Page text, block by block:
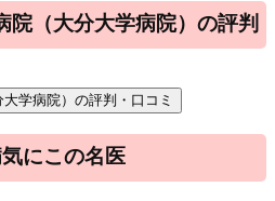
院（大分大学病院）の評判
にこの名医